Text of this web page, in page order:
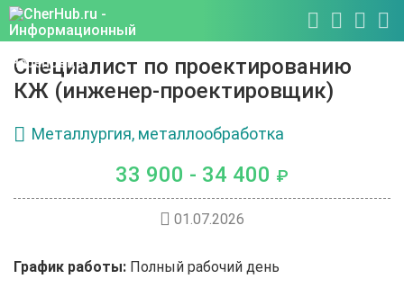
Специалист по проектированию
КЖ (инженер-проектировщик)
Металлургия, металлообработка
33 900 - 34 400 ₽
01.07.2026
График работы: Полный рабочий день